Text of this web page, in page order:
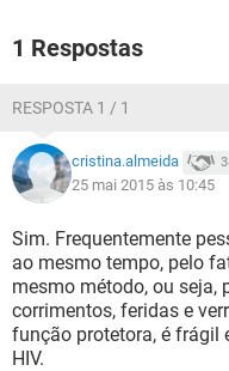
1 Respostas
RESPOSTA 1 / 1
cristina.almeida
25 mai 2015 às 10:45
Sim. Frequentemente
ao mesmo tempo, pelo
mesmo método, ou seja,
corrimentos, feridas e
função protetora, é frágil
HIV.